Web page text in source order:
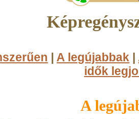
| A legújabbak |
idők
A